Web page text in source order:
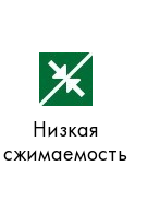
Низкая
сжимаемость